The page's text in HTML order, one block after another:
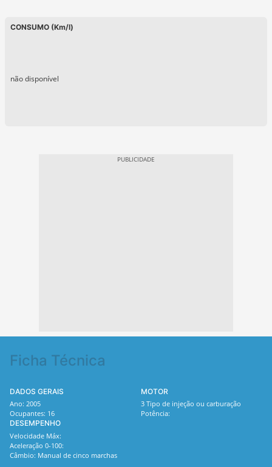
CONSUMO (Km/l)
não disponível
Ficha Técnica
DADOS GERAIS
Ano: 2005
Ocupantes: 16
MOTOR
3 Tipo de injeção ou carburação
Potência:
DESEMPENHO
Velocidade Máx:
Aceleração 0-100:
Câmbio: Manual de cinco marchas